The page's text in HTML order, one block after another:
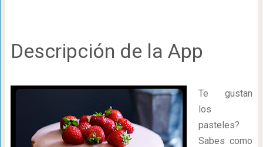
Descripción de la App
Te gustan
los
pasteles?
Sabes como